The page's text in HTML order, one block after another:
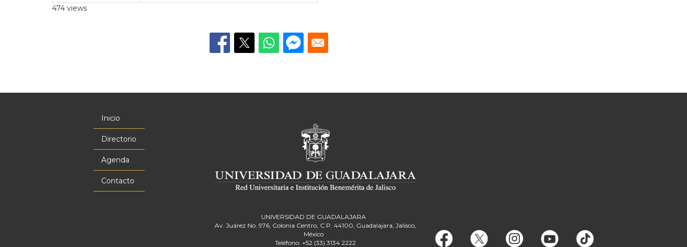
474 views
principal
Inicio
Directorio
Agenda
Contacto
UNIVERSIDAD DE GUADALAJARA
Av. Juárez No. 976, Colonia Centro, C.P. 44100, Guadalajara, Jalisco,
México
Teléfono: +52 (33) 3134 2222